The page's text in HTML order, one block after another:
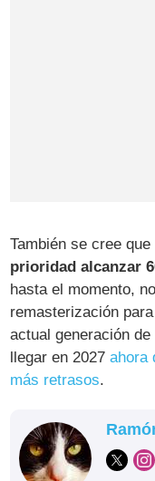
También se cree que
prioridad alcanzar
hasta el momento,
remasterización para
actual generación
llegar en 2027ahora
más retrasos.